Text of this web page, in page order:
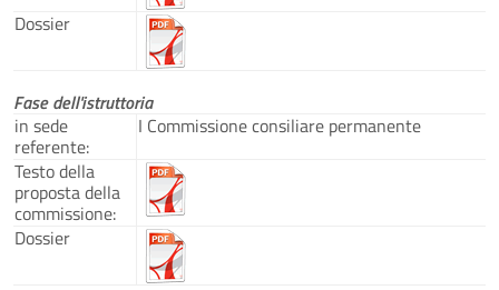
Dossier
Fase dell'istruttoria
in sede
referente:
I Commissione consiliare permanente
Testo della
proposta della
commissione:
Dossier